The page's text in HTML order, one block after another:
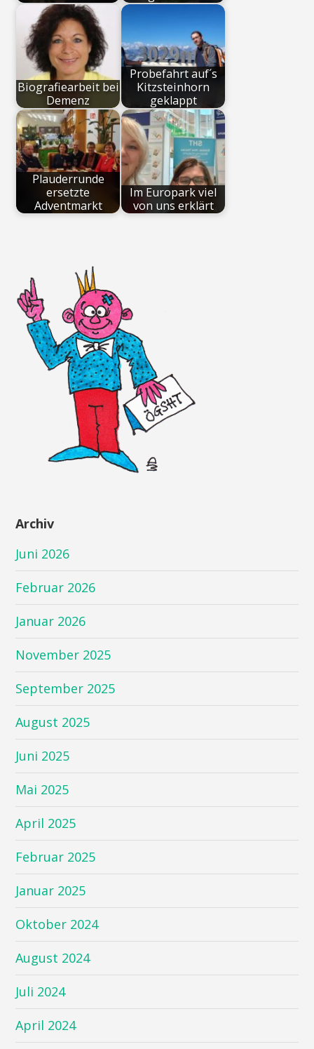
Biografiearbeit bei
Demenz
Probefahrt auf´s
Kitzsteinhorn
geklappt
Plauderrunde
ersetzte
Adventmarkt
Im Europark viel
von uns erklärt
Archiv
Juni 2026
Februar 2026
Januar 2026
November 2025
September 2025
August 2025
Juni 2025
Mai 2025
April 2025
Februar 2025
Januar 2025
Oktober 2024
August 2024
Juli 2024
April 2024